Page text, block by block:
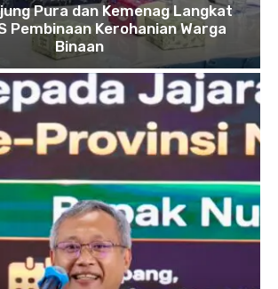
Pura dan Kemenag Langkat
Pembinaan Kerohanian Warga
Binaan